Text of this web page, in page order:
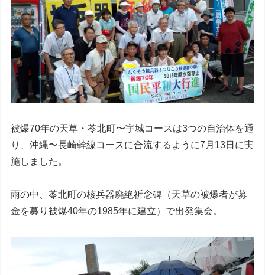
被爆70年の天草・苓北町〜宇城コースは3つの自治体を通
り、沖縄〜長崎幹線コースに合流するように7月13日に実
施しました。
雨の中、苓北町の核兵器廃絶祈念碑（天草の被爆者が募
金を募り被爆40年の1985年に建立）で出発集会。